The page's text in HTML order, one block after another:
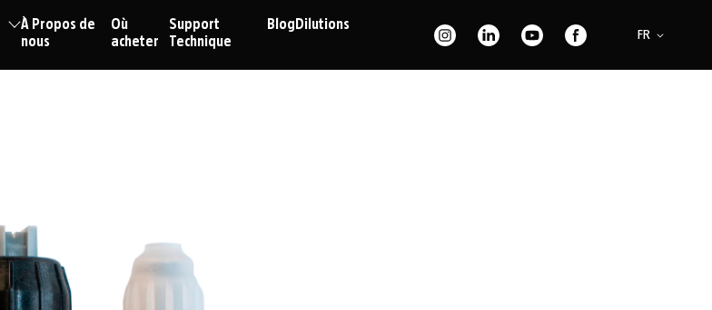
À Propos de
nous
Où
acheter
Support
Technique
Blog Dilutions
Langue
FR